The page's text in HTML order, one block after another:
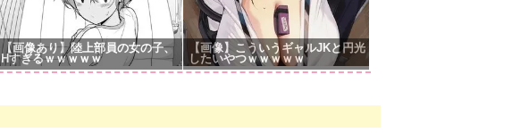
【画像あり】陸上部員の女の子、
Hすぎるｗｗｗｗｗ
【画像】こういうギャルJKと円光
したいやつｗｗｗｗｗ